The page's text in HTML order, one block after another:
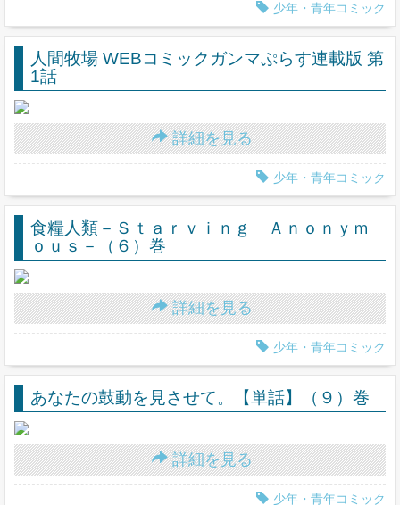
少年・青年コミック
人間牧場 WEBコミックガンマぷらす連載版 第
1話
詳細を見る
少年・青年コミック
食糧人類－Ｓｔａｒｖｉｎｇ Ａｎｏｎｙｍ
ｏｕｓ－（６）巻
詳細を見る
少年・青年コミック
あなたの鼓動を見させて。【単話】（９）巻
詳細を見る
少年・青年コミック